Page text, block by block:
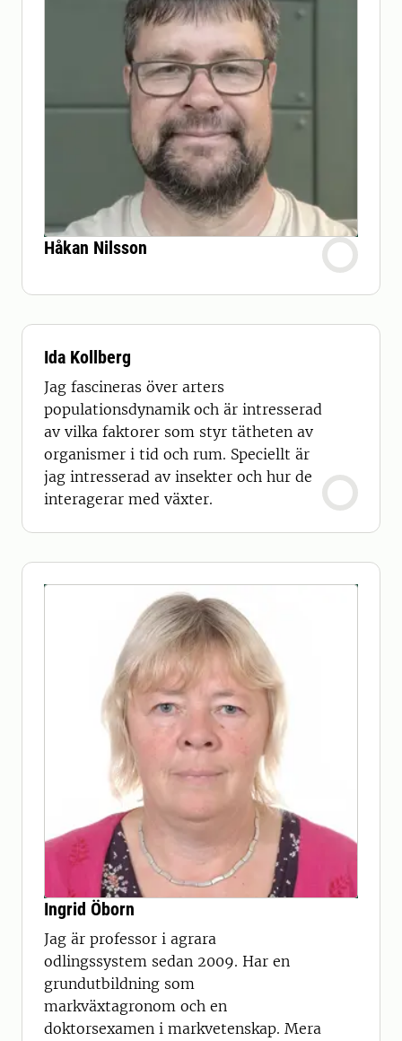
Håkan Nilsson
Ida Kollberg
Jag fascineras över arters
populationsdynamik och är intresserad
av vilka faktorer som styr tätheten av
organismer i tid och rum. Speciellt är
jag intresserad av insekter och hur de
interagerar med växter.
Ingrid Öborn
Jag är professor i agrara
odlingssystem sedan 2009. Har en
grundutbildning som
markväxtagronom och en
doktorsexamen i markvetenskap. Mera